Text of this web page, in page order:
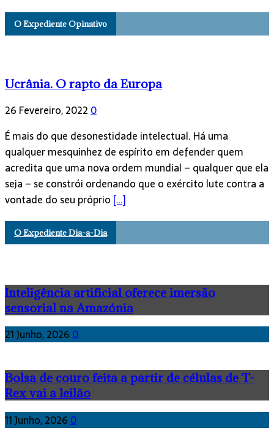
O Expediente Opinativo
Ucrânia. O rapto da Europa
26 Fevereiro, 20220
É mais do que desonestidade intelectual. Há uma
qualquer mesquinhez de espírito em defender quem
acredita que uma nova ordem mundial – qualquer que ela
seja – se constrói ordenando que o exército lute contra a
vontade do seu próprio […]
O Expediente Dia-a-Dia
Inteligência artificial oferece imersão
sensorial na Amazónia
21 Junho, 20260
Bolsa de couro feita a partir de células de T-
Rex vai a leilão
11 Junho, 2026 0